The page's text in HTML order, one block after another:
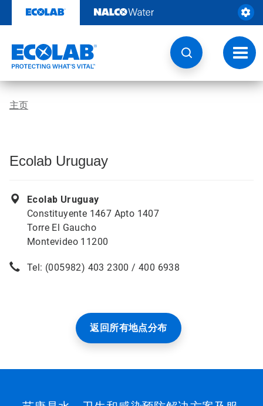
至
切
换
导
航
主页
Ecolab Uruguay
Ecolab Uruguay
Constituyente 1467 Apto 1407
Torre El Gaucho
Montevideo 11200
Tel: (005982) 403 2300 / 400 6938
返回所有地点分布